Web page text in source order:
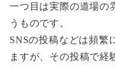
一つ目は実際の道場の
うものです。
SNSの投稿などは頻繁
ますが、その投稿で経